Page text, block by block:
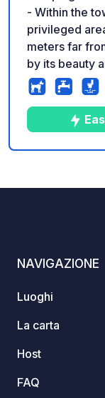
- Within the
privileged
meters far
by its beauty
campsite
with facilities
because
find anything
NAVIGAZIONE
Luoghi
La carta
Host
FAQ